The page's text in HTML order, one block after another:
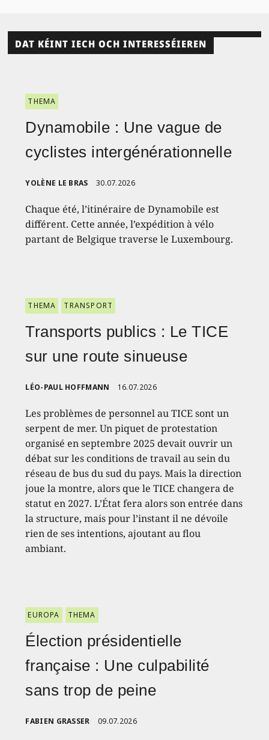
DAT KÉINT IECH OCH INTERESSÉIEREN
THEMA
Dynamobile : Une vague de
cyclistes intergénérationnelle
YOLÈNE LE BRAS 30.07.2026
Chaque été, l’itinéraire de Dynamobile est
différent. Cette année, l’expédition à vélo
partant de Belgique traverse le Luxembourg.
THEMA TRANSPORT
Transports publics : Le TICE
sur une route sinueuse
LÉO-PAUL HOFFMANN 16.07.2026
Les problèmes de personnel au TICE sont un
serpent de mer. Un piquet de protestation
organisé en septembre 2025 devait ouvrir un
débat sur les conditions de travail au sein du
réseau de bus du sud du pays. Mais la direction
joue la montre, alors que le TICE changera de
statut en 2027. L’État fera alors son entrée dans
la structure, mais pour l’instant il ne dévoile
rien de ses intentions, ajoutant au flou
ambiant.
EUROPA THEMA
Élection présidentielle
française : Une culpabilité
sans trop de peine
FABIEN GRASSER 09.07.2026